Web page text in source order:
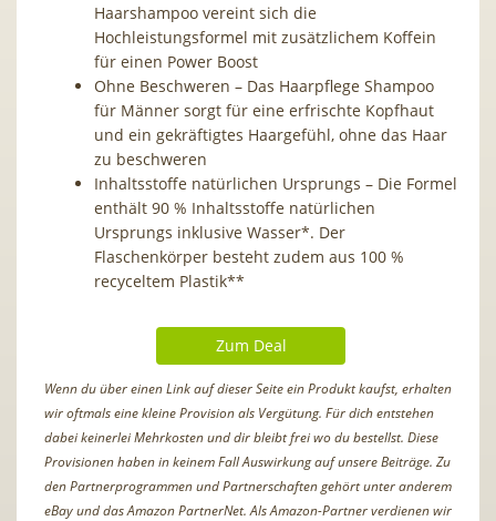
Haarshampoo vereint sich die
Hochleistungsformel mit zusätzlichem Koffein
für einen Power Boost
Ohne Beschweren – Das Haarpflege Shampoo
für Männer sorgt für eine erfrischte Kopfhaut
und ein gekräftigtes Haargefühl, ohne das Haar
zu beschweren
Inhaltsstoffe natürlichen Ursprungs – Die Formel
enthält 90 % Inhaltsstoffe natürlichen
Ursprungs inklusive Wasser*. Der
Flaschenkörper besteht zudem aus 100 %
recyceltem Plastik**
Zum Deal
Wenn du über einen Link auf dieser Seite ein Produkt kaufst, erhalten
wir oftmals eine kleine Provision als Vergütung. Für dich entstehen
dabei keinerlei Mehrkosten und dir bleibt frei wo du bestellst. Diese
Provisionen haben in keinem Fall Auswirkung auf unsere Beiträge. Zu
den Partnerprogrammen und Partnerschaften gehört unter anderem
eBay und das Amazon PartnerNet. Als Amazon-Partner verdienen wir